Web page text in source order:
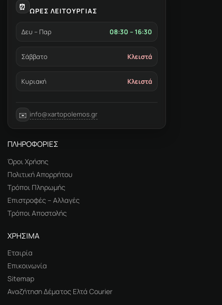
⏰ ΩΡΕΣ ΛΕΙΤΟΥΡΓΙΑΣ
Δευ – Παρ 08:30 – 16:30
Σάββατο Κλειστά
Κυριακή Κλειστά
✉️ info@xartopolemos.gr
ΠΛΗΡΟΦΟΡΙΕΣ
Όροι Χρήσης
Πολιτική Απορρήτου
Τρόποι Πληρωμής
Επιστροφές – Αλλαγές
Τρόποι Αποστολής
ΧΡΗΣΙΜΑ
Εταιρία
Επικοινωνία
Sitemap
Αναζήτηση Δέματος Ελτά Courier